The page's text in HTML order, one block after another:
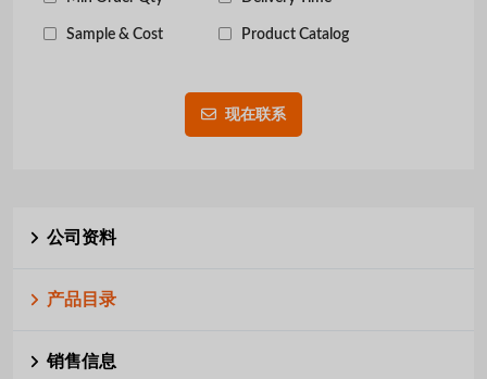
Sample & Cost Product Catalog
现在联系
公司资料
产品目录
销售信息